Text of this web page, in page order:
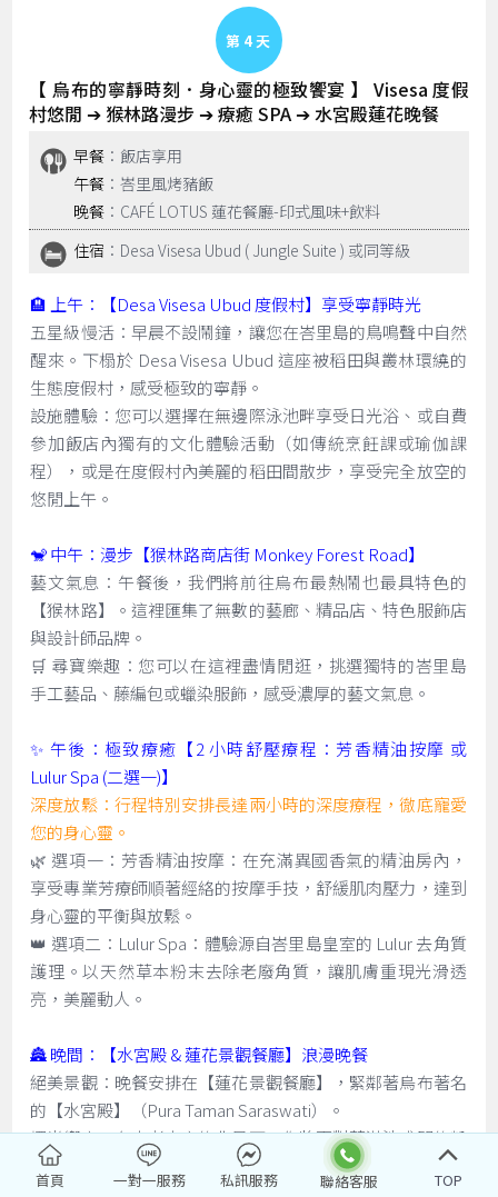
Day 4
【 烏布的寧靜時刻．身心靈的極致饗宴 】 Visesa 度假
村悠閒 ➔ 猴林路漫步 ➔ 療癒 SPA ➔ 水宮殿蓮花晚餐
早餐 ：飯店享用
午餐 ：峇里風烤豬飯
晚餐 ：CAFÉ LOTUS 蓮花餐廳-印式風味+飲料
住宿 ：Desa Visesa Ubud ( Jungle Suite ) 或同等級
🏨 上午：【Desa Visesa Ubud 度假村】享受寧靜時光
五星級慢活：早晨不設鬧鐘，讓您在峇里島的鳥鳴聲中自然
醒來。下榻於 Desa Visesa Ubud 這座被稻田與叢林環繞的
生態度假村，感受極致的寧靜。
設施體驗：您可以選擇在無邊際泳池畔享受日光浴、或自費
參加飯店內獨有的文化體驗活動（如傳統烹飪課或瑜伽課
程），或是在度假村內美麗的稻田間散步，享受完全放空的
悠閒上午。
🐒 中午：漫步【猴林路商店街 Monkey Forest Road】
藝文氣息：午餐後，我們將前往烏布最熱鬧也最具特色的
【猴林路】。這裡匯集了無數的藝廊、精品店、特色服飾店
與設計師品牌。
🛒 尋寶樂趣：您可以在這裡盡情閒逛，挑選獨特的峇里島
手工藝品、藤編包或蠟染服飾，感受濃厚的藝文氣息。
✨ 午後：極致療癒【2 小時舒壓療程：芳香精油按摩 或
Lulur Spa (二選一)】
深度放鬆：行程特別安排長達兩小時的深度療程，徹底寵愛
您的身心靈。
🌿 選項一：芳香精油按摩：在充滿異國香氣的精油房內，
享受專業芳療師順著經絡的按摩手技，舒緩肌肉壓力，達到
身心靈的平衡與放鬆。
👑 選項二：Lulur Spa：體驗源自峇里島皇室的 Lulur 去角質
護理。以天然草本粉末去除老廢角質，讓肌膚重現光滑透
亮，美麗動人。
🏯 晚間：【水宮殿 & 蓮花景觀餐廳】浪漫晚餐
絕美景觀：晚餐安排在【蓮花景觀餐廳】，緊鄰著烏布著名
的【水宮殿】（Pura Taman Saraswati）。
燭光饗宴：在古老寺廟的背景下，您將面對著滿池盛開的粉
紅蓮花，伴隨著峇里島傳統舞蹈（有時需視表演時間而
首頁 一對一服務 私訊服務 TOP